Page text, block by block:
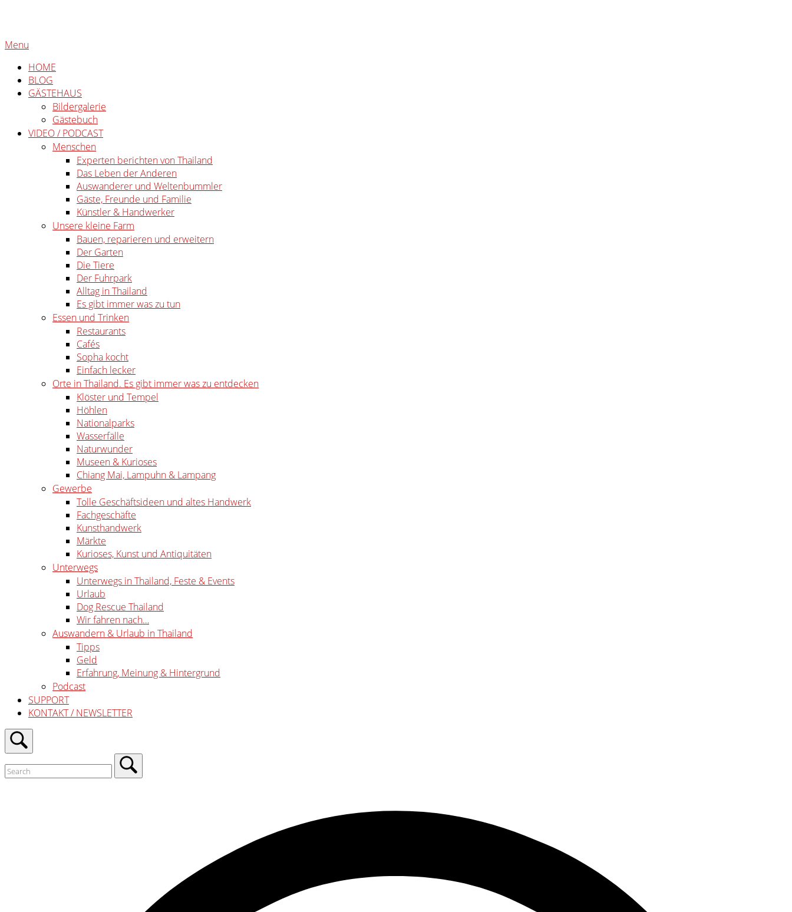
Menu
HOME
BLOG
GÄSTEHAUS
Bildergalerie
Gästebuch
VIDEO / PODCAST
Menschen
Experten berichten von Thailand
Das Leben der Anderen
Auswanderer und Weltenbummler
Gäste, Freunde und Familie
Künstler & Handwerker
Unsere kleine Farm
Bauen, reparieren und erweitern
Der Garten
Die Tiere
Der Fuhrpark
Alltag in Thailand
Es gibt immer was zu tun
Essen und Trinken
Restaurants
Cafés
Sopha kocht
Einfach lecker
Orte in Thailand. Es gibt immer was zu entdecken
Klöster und Tempel
Höhlen
Nationalparks
Wasserfälle
Naturwunder
Museen & Kurioses
Chiang Mai, Lampuhn & Lampang
Gewerbe
Tolle Geschäftsideen und altes Handwerk
Fachgeschäfte
Kunsthandwerk
Märkte
Kurioses, Kunst und Antiquitäten
Unterwegs
Unterwegs in Thailand, Feste & Events
Urlaub
Dog Rescue Thailand
Wir fahren nach…
Auswandern & Urlaub in Thailand
Tipps
Geld
Erfahrung, Meinung & Hintergrund
Podcast
SUPPORT
KONTAKT / NEWSLETTER
Open
search
bar